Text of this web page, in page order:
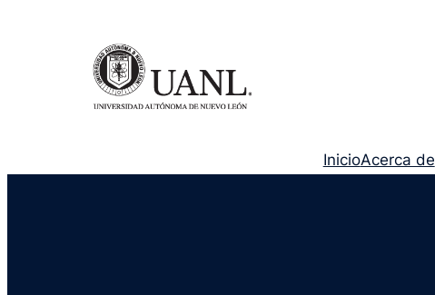
InicioAcerca de